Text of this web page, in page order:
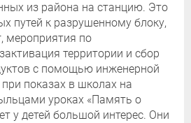
из района на станцию. Это
путей к разрушенному блоку,
мероприятия по
территории и сбор
с помощью инженерной
показах в школах на
уроках «Память о
у детей большой интерес. Они